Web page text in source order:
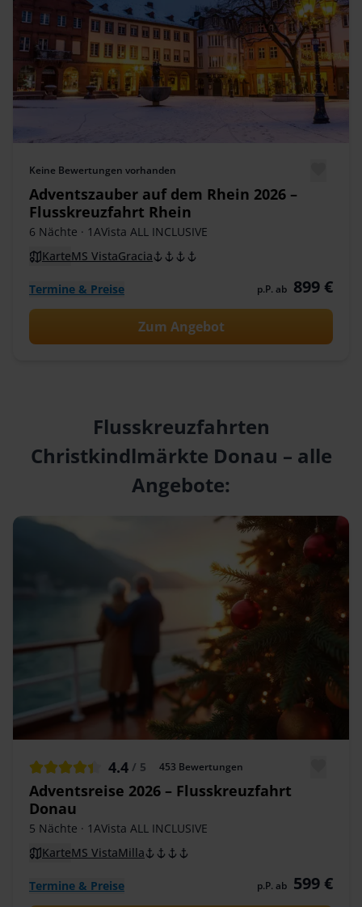
Keine Bewertungen vorhanden
Adventszauber auf dem Rhein 2026 –
Flusskreuzfahrt Rhein
6 Nächte · 1AVista ALL INCLUSIVE
KarteMS VistaGracia
Termine & Preise p.P. ab 899 €
Zum Angebot
Flusskreuzfahrten
Christkindlmärkte Donau – alle
Angebote:
4.4 / 5 453 Bewertungen
Adventsreise 2026 – Flusskreuzfahrt
Donau
5 Nächte · 1AVista ALL INCLUSIVE
KarteMS VistaMilla
Termine & Preise p.P. ab 599 €